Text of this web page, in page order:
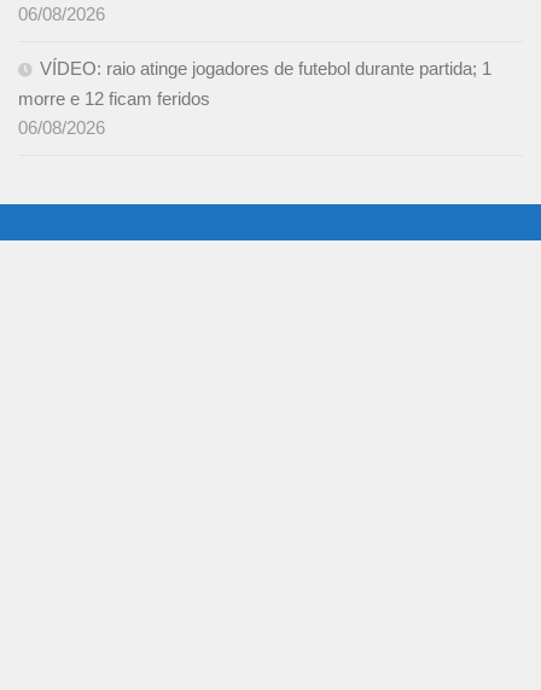
06/08/2026
VÍDEO: raio atinge jogadores de futebol durante partida; 1
morre e 12 ficam feridos
06/08/2026